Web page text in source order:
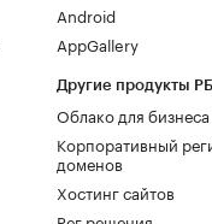
Android
AppGallery
Другие продукты
Облако для бизнеса
Корпоративный
доменов
Хостинг сайтов